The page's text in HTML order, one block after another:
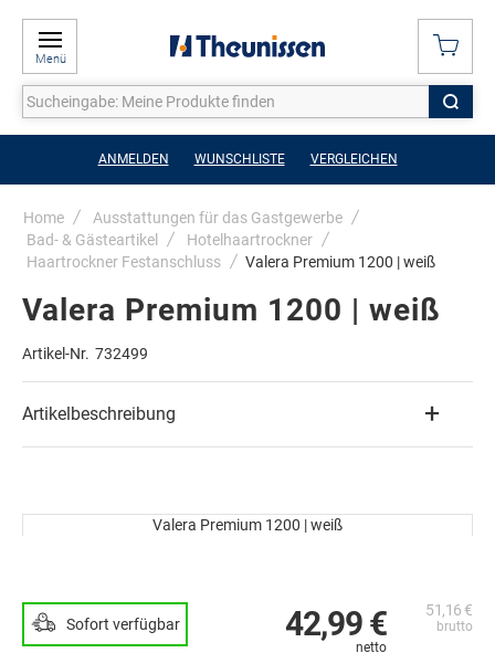
Menü
ANMELDEN WUNSCHLISTE VERGLEICHEN
Home
Ausstattungen für das Gastgewerbe
Bad- & Gästeartikel
Hotelhaartrockner
Haartrockner Festanschluss
Valera Premium 1200 | weiß
51,16 €
42,99 €
Sofort verfügbar
Valera Premium 1200 | weiß
Bildergalerie
springen
Valera Premium 1200 | weiß
Artikel-Nr. 732499
Artikelbeschreibung